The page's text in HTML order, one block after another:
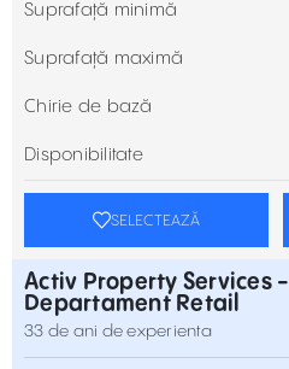
Suprafață minimă
Suprafață maximă
Chirie de bază
Disponibilitate
SELECTEAZĂ
Activ Property Services -
Departament Retail
33 de ani de experienta